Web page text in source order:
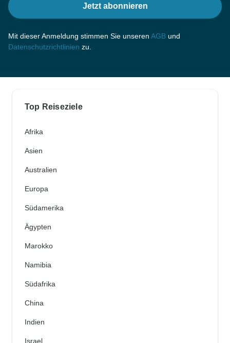
Jetzt abonnieren
Mit dieser Anmeldung stimmen Sie unseren AGB und
Datenschutzrichtlinien zu.
Top Reiseziele
Afrika
Asien
Australien
Europa
Südamerika
Ägypten
Marokko
Namibia
Südafrika
China
Indien
Israel